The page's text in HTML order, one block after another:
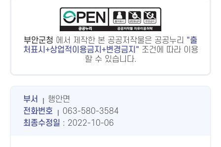
부안군청 에서 제작한 본 공공저작물은 공공누리
출
처표시+상업적이용금지+변경금지
조건에 따라 이용
할 수 있습니다.
부서
행안면
전화번호
063-580-3584
최종수정일 : 2022-10-06